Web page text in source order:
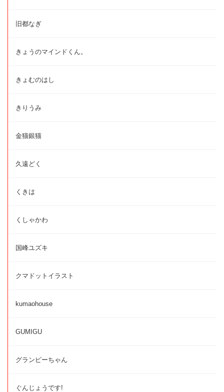
旧都なぎ
きょうのマインドくん。
きょむのはし
きりうみ
金猫銀猫
久遠どく
くきは
くしゃかわ
国峰ユズキ
クマドットイラスト
kumaohouse
GUMIGU
グランピーちゃん
ぐんじょうです!